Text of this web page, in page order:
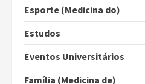
Esporte (Medicina do)
Estudos
Eventos Universitários
Família (Medicina de)